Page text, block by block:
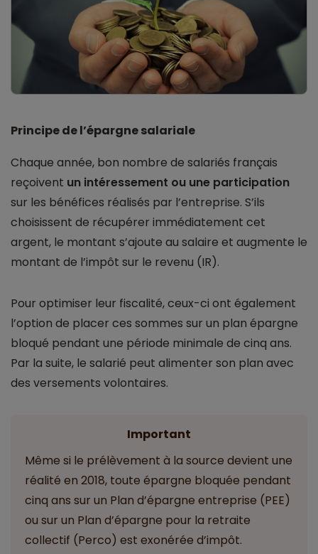
Principe de l’épargne salariale
Chaque année, bon nombre de salariés français
reçoivent un intéressement ou une participation
sur les bénéfices réalisés par l’entreprise. S’ils
choisissent de récupérer immédiatement cet
argent, le montant s’ajoute au salaire et augmente le
montant de l’impôt sur le revenu (IR).
Pour optimiser leur fiscalité, ceux-ci ont également
l’option de placer ces sommes sur un plan épargne
bloqué pendant une période minimale de cinq ans.
Par la suite, le salarié peut alimenter son plan avec
des versements volontaires.
Important
Même si le prélèvement à la source devient une
réalité en 2018, toute épargne bloquée pendant
cinq ans sur un Plan d’épargne entreprise (PEE)
ou sur un Plan d’épargne pour la retraite
collectif (Perco) est exonérée d’impôt.